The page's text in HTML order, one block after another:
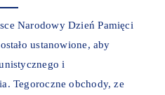
Narodowy Dzień Pamięci
ustanowione, aby
i
Tegoroczne obchody, ze